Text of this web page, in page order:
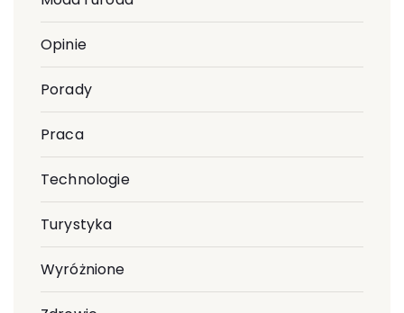
Opinie
Porady
Praca
Technologie
Turystyka
Wyróżnione